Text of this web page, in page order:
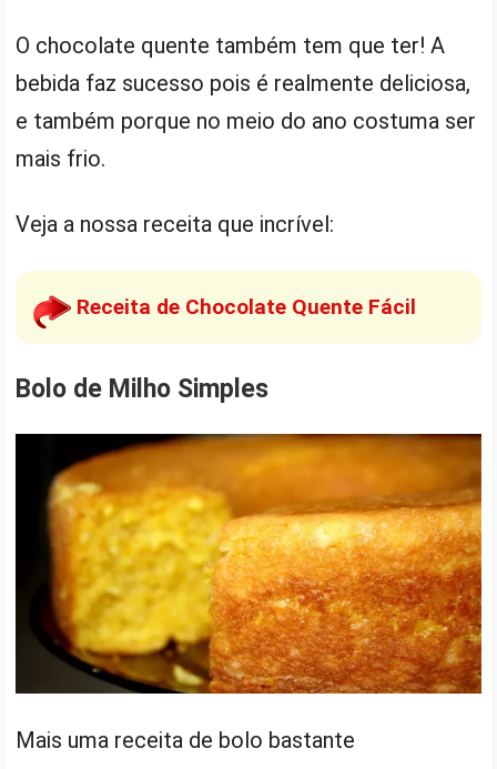
O chocolate quente também tem que ter! A
bebida faz sucesso pois é realmente deliciosa,
e também porque no meio do ano costuma ser
mais frio.
Veja a nossa receita que incrível:
Receita de Chocolate Quente Fácil
Bolo de Milho Simples
Mais uma receita de bolo bastante